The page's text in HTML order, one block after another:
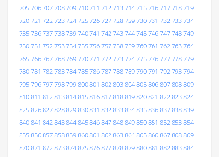
705706707708709710711 712713714715716717718719
720721 722723724725726727728729730731 732733734
735736737738739740741 742743744745746747748749
750751 752753754755756757758759760761 762763764
765766767768769770771 772773774775776777778779
780781 782783784785786787788789790791 792793794
795796797798799800801 802803804805806807808809
810811 812813814815816817818819820821 822823824
825826827828829830831 832833834835836837838839
840841 842843844845846847848849850851 852853854
855856857858859860861 862863864865866867868869
870871 872873874875876877878879880881 882883884